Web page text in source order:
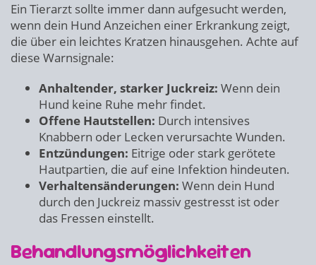
Ein Tierarzt sollte immer dann aufgesucht werden,
wenn dein Hund Anzeichen einer Erkrankung zeigt,
die über ein leichtes Kratzen hinausgehen. Achte auf
diese Warnsignale:
Anhaltender, starker Juckreiz: Wenn dein
Hund keine Ruhe mehr findet.
Offene Hautstellen: Durch intensives
Knabbern oder Lecken verursachte Wunden.
Entzündungen: Eitrige oder stark gerötete
Hautpartien, die auf eine Infektion hindeuten.
Verhaltensänderungen: Wenn dein Hund
durch den Juckreiz massiv gestresst ist oder
das Fressen einstellt.
Behandlungsmöglichkeiten